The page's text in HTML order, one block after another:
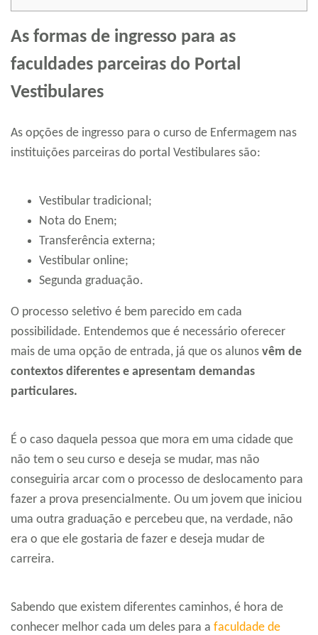
As formas de ingresso para as
faculdades parceiras do Portal
Vestibulares
As opções de ingresso para o curso de Enfermagem nas
instituições parceiras do portal Vestibulares são:
Vestibular tradicional;
Nota do Enem;
Transferência externa;
Vestibular online;
Segunda graduação.
O processo seletivo é bem parecido em cada
possibilidade. Entendemos que é necessário oferecer
mais de uma opção de entrada, já que os alunos vêm de
contextos diferentes e apresentam demandas
particulares.
É o caso daquela pessoa que mora em uma cidade que
não tem o seu curso e deseja se mudar, mas não
conseguiria arcar com o processo de deslocamento para
fazer a prova presencialmente. Ou um jovem que iniciou
uma outra graduação e percebeu que, na verdade, não
era o que ele gostaria de fazer e deseja mudar de
carreira.
Sabendo que existem diferentes caminhos, é hora de
conhecer melhor cada um deles para a faculdade de